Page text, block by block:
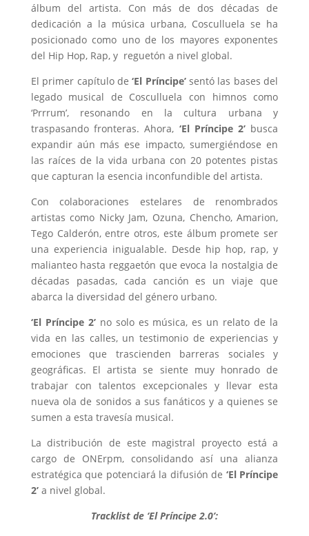
álbum del artista. Con más de dos décadas de
dedicación a la música urbana, Cosculluela se ha
posicionado como uno de los mayores exponentes
del Hip Hop, Rap, y reguetón a nivel global.
El primer capítulo de‘El Príncipe’sentó las bases del
legado musical de Cosculluela con himnos como
‘Prrrum’, resonando en la cultura urbana y
traspasando fronteras. Ahora, ‘El Príncipe 2’busca
expandir aún más ese impacto, sumergiéndose en
las raíces de la vida urbana con 20 potentes pistas
que capturan la esencia inconfundible del artista.
Con colaboraciones estelares de renombrados
artistas como Nicky Jam, Ozuna, Chencho, Amarion,
Tego Calderón, entre otros, este álbum promete ser
una experiencia inigualable. Desde hip hop, rap, y
malianteo hasta reggaetón que evoca la nostalgia de
décadas pasadas, cada canción es un viaje que
abarca la diversidad del género urbano.
‘El Príncipe 2’ no solo es música, es un relato de la
vida en las calles, un testimonio de experiencias y
emociones que trascienden barreras sociales y
geográficas. El artista se siente muy honrado de
trabajar con talentos excepcionales y llevar esta
nueva ola de sonidos a sus fanáticos y a quienes se
sumen a esta travesía musical.
La distribución de este magistral proyecto está a
cargo de ONErpm, consolidando así una alianza
estratégica que potenciará la difusión de ‘El Príncipe
2’a nivel global.
Tracklist de ‘El Príncipe 2.0’: